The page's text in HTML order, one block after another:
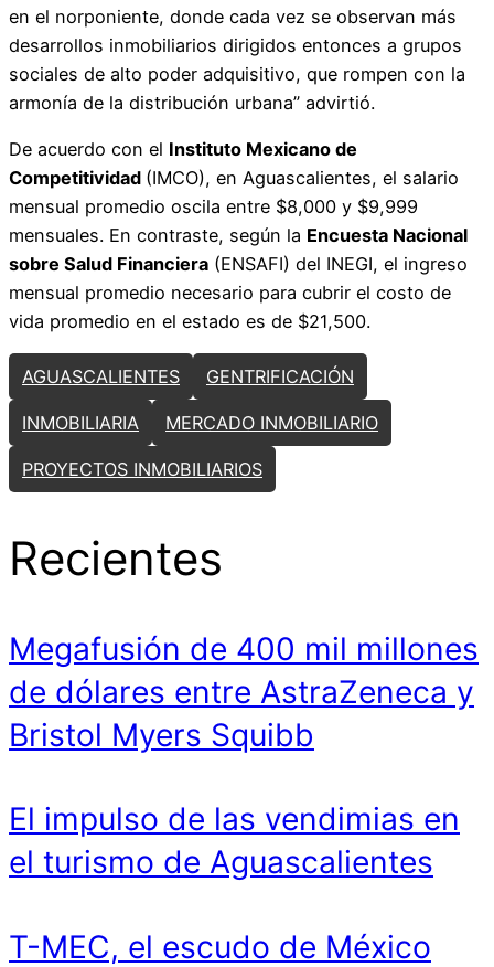
en el norponiente, donde cada vez se observan más
desarrollos inmobiliarios dirigidos entonces a grupos
sociales de alto poder adquisitivo, que rompen con la
armonía de la distribución urbana” advirtió.
De acuerdo con el Instituto Mexicano de
Competitividad (IMCO), en Aguascalientes, el salario
mensual promedio oscila entre $8,000 y $9,999
mensuales. En contraste, según la Encuesta Nacional
sobre Salud Financiera (ENSAFI) del INEGI, el ingreso
mensual promedio necesario para cubrir el costo de
vida promedio en el estado es de $21,500.
AGUASCALIENTES GENTRIFICACIÓN
INMOBILIARIA MERCADO INMOBILIARIO
PROYECTOS INMOBILIARIOS
Recientes
Megafusión de 400 mil millones
de dólares entre AstraZeneca y
Bristol Myers Squibb
El impulso de las vendimias en
el turismo de Aguascalientes
T-MEC, el escudo de México